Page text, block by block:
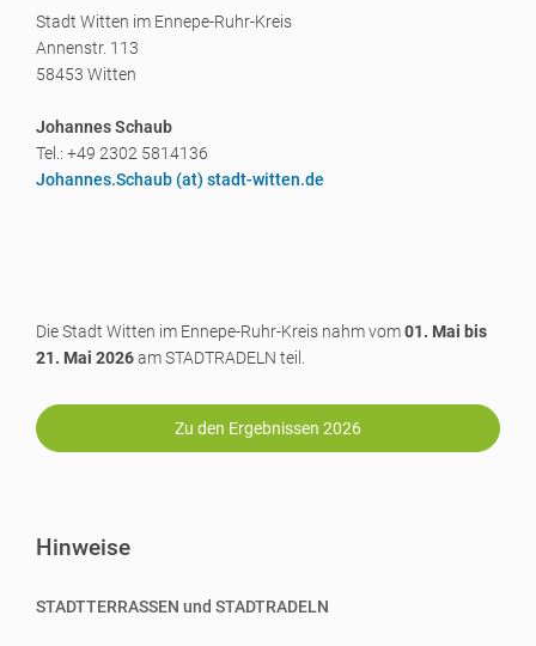
Stadt Witten im Ennepe-Ruhr-Kreis
Annenstr. 113
58453 Witten
Johannes Schaub
Tel.: +49 2302 5814136
Johannes.Schaub (at) stadt-witten.de
Die Stadt Witten im Ennepe-Ruhr-Kreis nahm vom01. Mai bis
21. Mai 2026am STADTRADELN teil.
Zu den Ergebnissen 2026
Hinweise
STADTTERRASSEN und STADTRADELN